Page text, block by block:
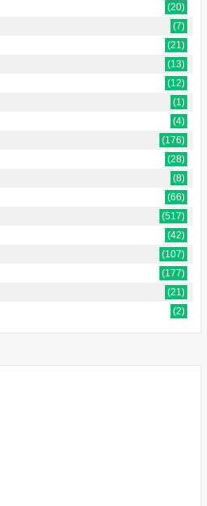
(20)
(7)
(21)
(13)
(12)
(1)
(4)
(176)
(28)
(8)
(66)
(517)
(42)
(107)
(177)
(21)
(2)